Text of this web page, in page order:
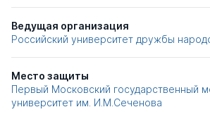
Ведущая организация
Российский университет дружбы
Место защиты
Первый Московский государственный
университет им. И.М.Сеченова